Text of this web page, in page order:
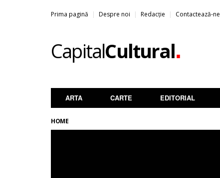
Prima pagină Despre noi Redacție Contactează-ne
CapitalCultural.
ARTA CARTE EDITORIAL
HOME